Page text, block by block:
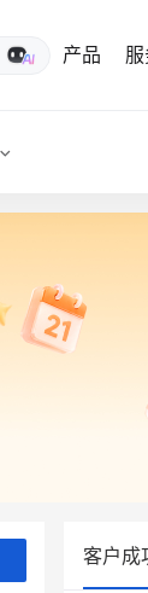
生意专家
产品
客户成